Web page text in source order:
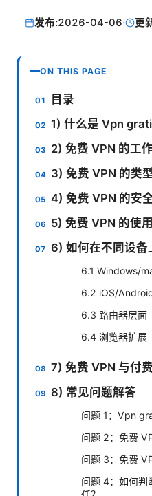
发布:2026-04-06· 更
ON THIS PAGE
目录
1) 什么是 Vpn
2) 免费 VPN 的工
3) 免费 VPN 的类
4) 免费 VPN 的安
5) 免费 VPN 的使
6) 如何在不同设备
6.1 Windows/
6.2 iOS/
6.3 路由器层面
6.4 浏览器扩展
7) 免费 VPN 与付
8) 常见问题解答
问题 1：Vpn
问题 2：免费
问题 3：免费
问题 4：如何判